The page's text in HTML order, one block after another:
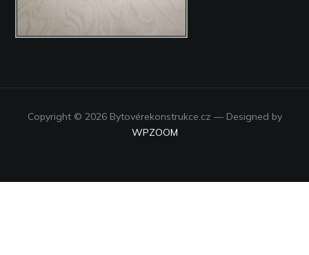
Copyright © 2026 Bytovérekonstrukce.cz — Designed by
WPZOOM